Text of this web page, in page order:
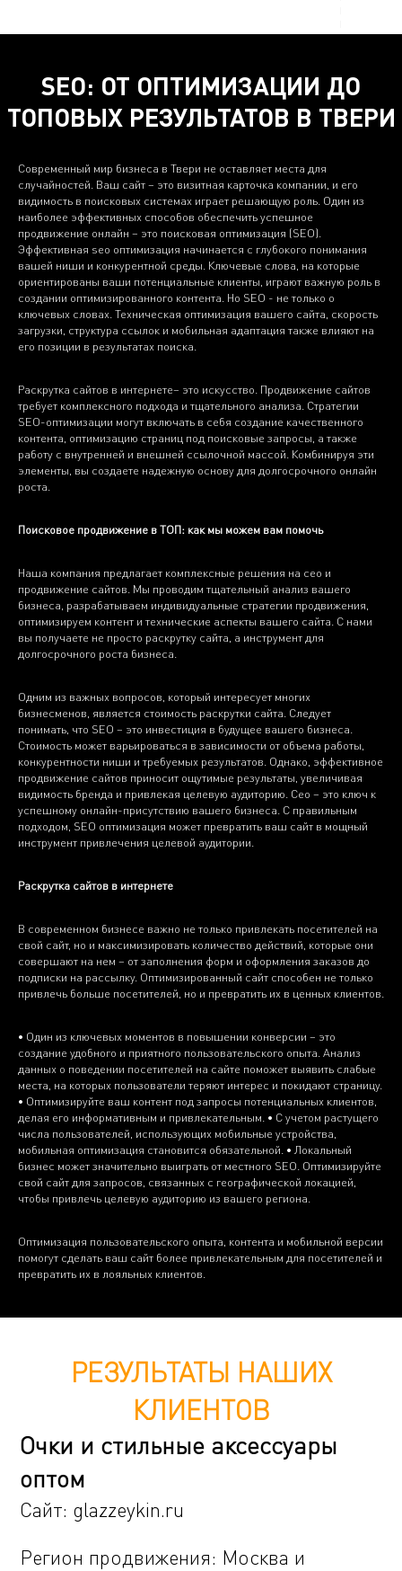
SEO: ОТ ОПТИМИЗАЦИИ ДО
ТОПОВЫХ РЕЗУЛЬТАТОВ В ТВЕРИ
Современный мир бизнеса в Твери не оставляет места для
случайностей. Ваш сайт – это визитная карточка компании, и его
видимость в поисковых системах играет решающую роль. Один из
наиболее эффективных способов обеспечить успешное
продвижение онлайн – это поисковая оптимизация (SEO).
Эффективная seo оптимизация начинается с глубокого понимания
вашей ниши и конкурентной среды. Ключевые слова, на которые
ориентированы ваши потенциальные клиенты, играют важную роль в
создании оптимизированного контента. Но SEO - не только о
ключевых словах. Техническая оптимизация вашего сайта, скорость
загрузки, структура ссылок и мобильная адаптация также влияют на
его позиции в результатах поиска.
Раскрутка сайтов в интернете– это искусство. Продвижение сайтов
требует комплексного подхода и тщательного анализа. Стратегии
SEO-оптимизации могут включать в себя создание качественного
контента, оптимизацию страниц под поисковые запросы, а также
работу с внутренней и внешней ссылочной массой. Комбинируя эти
элементы, вы создаете надежную основу для долгосрочного онлайн
роста.
Поисковое продвижение в ТОП: как мы можем вам помочь
Наша компания предлагает комплексные решения на сео и
продвижение сайтов. Мы проводим тщательный анализ вашего
бизнеса, разрабатываем индивидуальные стратегии продвижения,
оптимизируем контент и технические аспекты вашего сайта. С нами
вы получаете не просто раскрутку сайта, а инструмент для
долгосрочного роста бизнеса.
Одним из важных вопросов, который интересует многих
бизнесменов, является стоимость раскрутки сайта. Следует
понимать, что SEO – это инвестиция в будущее вашего бизнеса.
Стоимость может варьироваться в зависимости от объема работы,
конкурентности ниши и требуемых результатов. Однако, эффективное
продвижение сайтов приносит ощутимые результаты, увеличивая
видимость бренда и привлекая целевую аудиторию. Сео – это ключ к
успешному онлайн-присутствию вашего бизнеса. С правильным
подходом, SEO оптимизация может превратить ваш сайт в мощный
инструмент привлечения целевой аудитории.
Раскрутка сайтов в интернете
В современном бизнесе важно не только привлекать посетителей на
свой сайт, но и максимизировать количество действий, которые они
совершают на нем – от заполнения форм и оформления заказов до
подписки на рассылку. Оптимизированный сайт способен не только
привлечь больше посетителей, но и превратить их в ценных клиентов.
• Один из ключевых моментов в повышении конверсии – это
создание удобного и приятного пользовательского опыта. Анализ
данных о поведении посетителей на сайте поможет выявить слабые
места, на которых пользователи теряют интерес и покидают страницу.
• Оптимизируйте ваш контент под запросы потенциальных клиентов,
делая его информативным и привлекательным. • С учетом растущего
числа пользователей, использующих мобильные устройства,
мобильная оптимизация становится обязательной. • Локальный
бизнес может значительно выиграть от местного SEO. Оптимизируйте
свой сайт для запросов, связанных с географической локацией,
чтобы привлечь целевую аудиторию из вашего региона.
Оптимизация пользовательского опыта, контента и мобильной версии
помогут сделать ваш сайт более привлекательным для посетителей и
превратить их в лояльных клиентов.
РЕЗУЛЬТАТЫ НАШИХ
КЛИЕНТОВ
Очки и стильные аксессуары
оптом
Сайт: glazzeykin.ru
Регион продвижения: Москва и